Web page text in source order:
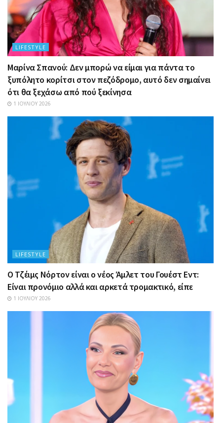
LIFESTYLE
Μαρίνα Σπανού: Δεν μπορώ να είμαι για πάντα το
ξυπόλητο κορίτσι στον πεζόδρομο, αυτό δεν σημαίνει
ότι θα ξεχάσω από πού ξεκίνησα
1 ΙΟΥΛΊΟΥ 2026
LIFESTYLE
Ο Τζέιμς Νόρτον είναι ο νέος Άμλετ του Γουέστ Εντ:
Είναι προνόμιο αλλά και αρκετά τρομακτικό, είπε
1 ΙΟΥΛΊΟΥ 2026